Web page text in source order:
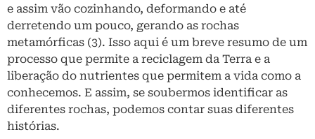
e assim vão cozinhando, deformando e até
derretendo um pouco, gerando as rochas
metamórficas (3). Isso aqui é um breve resumo de um
processo que permite a reciclagem da Terra e a
liberação do nutrientes que permitem a vida como a
conhecemos. E assim, se soubermos identificar as
diferentes rochas, podemos contar suas diferentes
histórias.